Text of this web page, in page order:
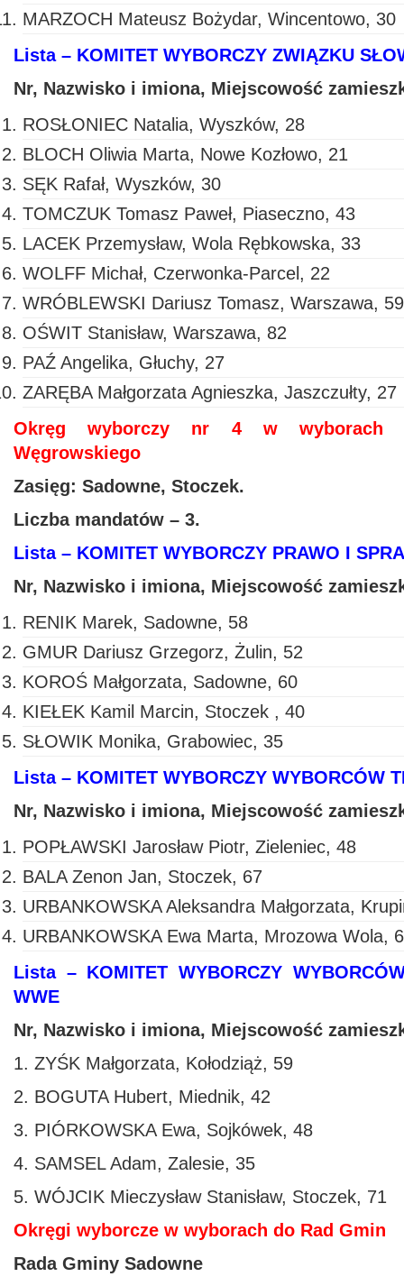
MARZOCH Mateusz Bożydar, Wincentowo, 30
Lista – KOMITET WYBORCZY ZWIĄZKU
Nr, Nazwisko i imiona, Miejscowość
ROSŁONIEC Natalia, Wyszków, 28
BLOCH Oliwia Marta, Nowe Kozłowo, 21
SĘK Rafał, Wyszków, 30
TOMCZUK Tomasz Paweł, Piaseczno, 43
LACEK Przemysław, Wola Rębkowska, 33
WOLFF Michał, Czerwonka-Parcel, 22
WRÓBLEWSKI Dariusz Tomasz, Warszawa, 59
OŚWIT Stanisław, Warszawa, 82
PAŹ Angelika, Głuchy, 27
ZARĘBA Małgorzata Agnieszka, Jaszczułty, 27
Okręg wyborczy nr 4 w wyborach
Węgrowskiego
Zasięg: Sadowne, Stoczek.
Liczba mandatów – 3.
Lista – KOMITET WYBORCZY PRAWO I
Nr, Nazwisko i imiona, Miejscowość
RENIK Marek, Sadowne, 58
GMUR Dariusz Grzegorz, Żulin, 52
KOROŚ Małgorzata, Sadowne, 60
KIEŁEK Kamil Marcin, Stoczek , 40
SŁOWIK Monika, Grabowiec, 35
Lista – KOMITET WYBORCZY WYBORCÓW
Nr, Nazwisko i imiona, Miejscowość
POPŁAWSKI Jarosław Piotr, Zieleniec, 48
BALA Zenon Jan, Stoczek, 67
URBANKOWSKA Aleksandra Małgorzata,
URBANKOWSKA Ewa Marta, Mrozowa Wola,
Lista – KOMITET WYBORCZY
WWE
Nr, Nazwisko i imiona, Miejscowość
1. ZYŚK Małgorzata, Kołodziąż, 59
2. BOGUTA Hubert, Miednik, 42
3. PIÓRKOWSKA Ewa, Sojkówek, 48
4. SAMSEL Adam, Zalesie, 35
5. WÓJCIK Mieczysław Stanisław, Stoczek, 71
Okręgi wyborcze w wyborach do Rad Gmin
Rada Gminy Sadowne